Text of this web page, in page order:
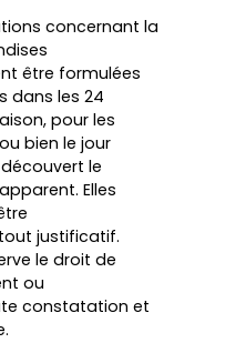
concernant la
être formulées
dans les 24
pour les
bien le jour
le
Elles
justificatif.
le droit de
ou
constatation et